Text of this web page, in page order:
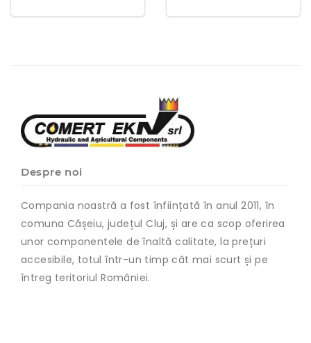
Despre noi
Compania noastră a fost înființată în anul 2011, în
comuna Cășeiu, județul Cluj, și are ca scop oferirea
unor componentele de înaltă calitate, la prețuri
accesibile, totul într-un timp cât mai scurt și pe
întreg teritoriul României.